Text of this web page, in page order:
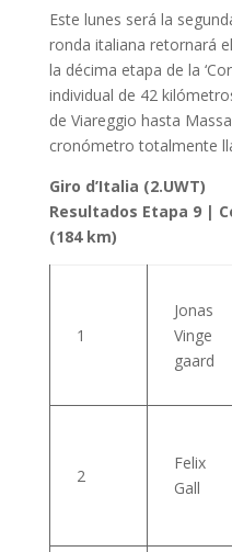
Este lunes será la
ronda italiana retornará
la décima etapa de la
individual de 42
de Viareggio hasta
cronómetro totalmente
Giro d’Italia (2.UWT)
Resultados Etapa 9 |
(184 km)
1
Jonas
Vinge
gaard
2
Felix
Gall